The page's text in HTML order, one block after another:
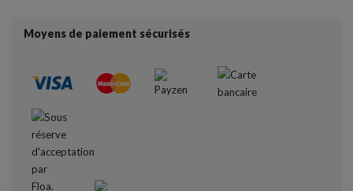
Moyens de paiement sécurisés